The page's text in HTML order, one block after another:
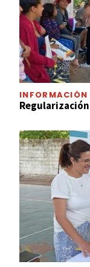
INFORMACIÓN